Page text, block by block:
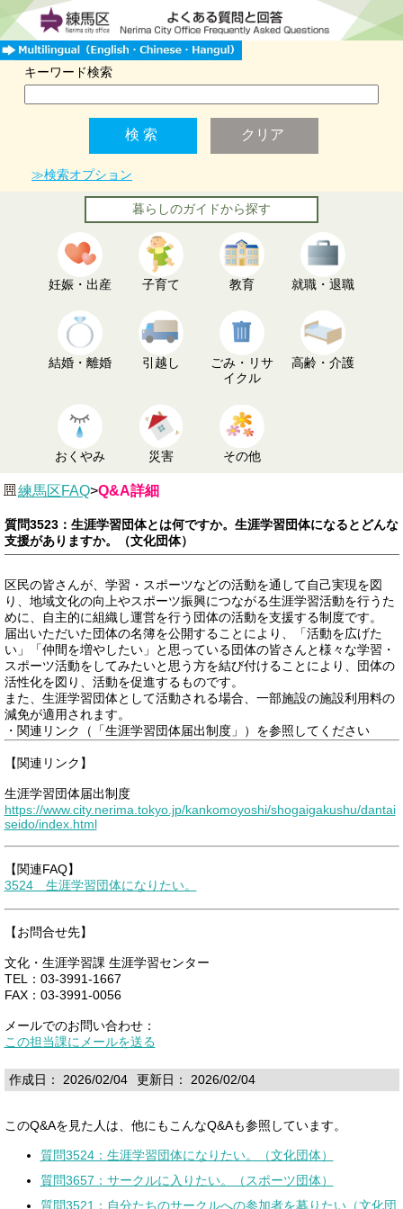
キーワード検索
≫検索オプション
暮らしのガイドから探す
妊娠・出産 子育て 教育 就職・退職
結婚・離婚 引越し
ごみ・リサ
イクル
高齢・介護
おくやみ 災害 その他
練馬区FAQ>Q&A詳細
質問3523：生涯学習団体とは何ですか。生涯学習団体になるとどんな
支援がありますか。（文化団体）
区民の皆さんが、学習・スポーツなどの活動を通して自己実現を図
り、地域文化の向上やスポーツ振興につながる生涯学習活動を行うた
めに、自主的に組織し運営を行う団体の活動を支援する制度です。
届出いただいた団体の名簿を公開することにより、「活動を広げた
い」「仲間を増やしたい」と思っている団体の皆さんと様々な学習・
スポーツ活動をしてみたいと思う方を結び付けることにより、団体の
活性化を図り、活動を促進するものです。
また、生涯学習団体として活動される場合、一部施設の施設利用料の
減免が適用されます。
・関連リンク（「生涯学習団体届出制度」）を参照してください
【関連リンク】
生涯学習団体届出制度
https://www.city.nerima.tokyo.jp/kankomoyoshi/shogaigakushu/dantai
seido/index.html
【関連FAQ】
3524 生涯学習団体になりたい。
【お問合せ先】
文化・生涯学習課 生涯学習センター
TEL：03-3991-1667
FAX：03-3991-0056
メールでのお問い合わせ：
この担当課にメールを送る
作成日： 2026/02/04 更新日： 2026/02/04
このQ&Aを見た人は、他にもこんなQ&Aも参照しています。
質問3524：生涯学習団体になりたい。（文化団体）
質問3657：サークルに入りたい。（スポーツ団体）
質問3521：自分たちのサークルへの参加者を募りたい（文化団